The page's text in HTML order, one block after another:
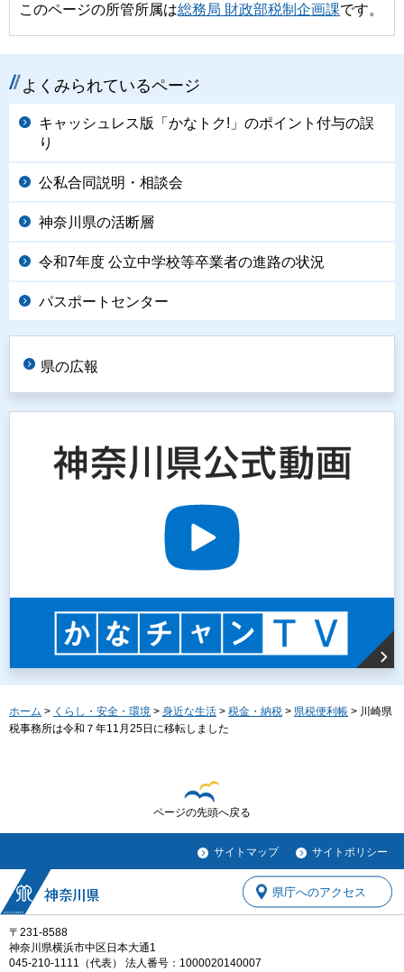
このページの所管所属は総務局 財政部税制企画課です。
よくみられているページ
キャッシュレス版「かなトク!」のポイント付与の誤
り
公私合同説明・相談会
神奈川県の活断層
令和7年度 公立中学校等卒業者の進路の状況
パスポートセンター
県の広報
ホーム > くらし・安全・環境 > 身近な生活 > 税金・納税 > 県税便利帳 > 川崎県
税事務所は令和７年11月25日に移転しました
ページの先頭へ戻る
サイトマップ サイトポリシー
〒231-8588
神奈川県横浜市中区日本大通1
045-210-1111（代表） 法人番号：1000020140007
県庁へのアクセス